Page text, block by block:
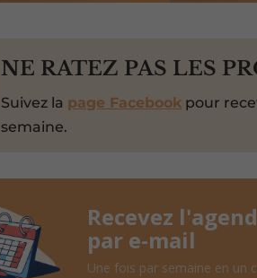
NE RATEZ PAS LES
Suivez la page Facebook pour
semaine.
Recevez
par e-mail
Une fois par semaine en un